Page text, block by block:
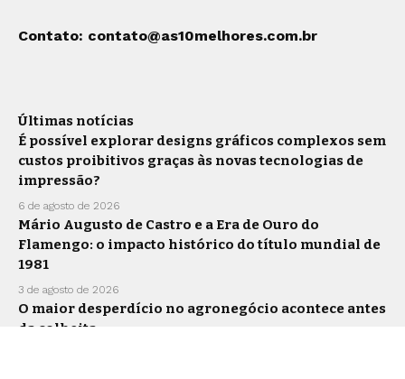
Contato: contato@as10melhores.com.br
Últimas notícias
É possível explorar designs gráficos complexos sem
custos proibitivos graças às novas tecnologias de
impressão?
6 de agosto de 2026
Mário Augusto de Castro e a Era de Ouro do
Flamengo: o impacto histórico do título mundial de
1981
3 de agosto de 2026
O maior desperdício no agronegócio acontece antes
da colheita